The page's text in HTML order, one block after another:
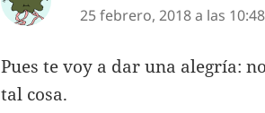
25 febrero, 2018 a las 10:48
Pues te voy a dar una alegría:
tal cosa.